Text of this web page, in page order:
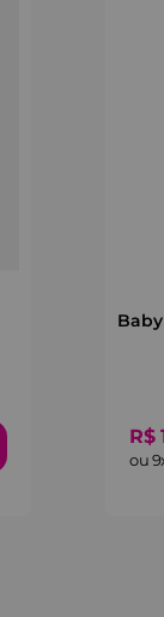
R$
ou9